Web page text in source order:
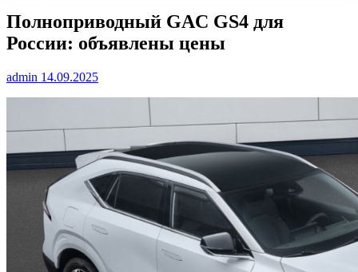
Полноприводный GAC GS4 для
России: объявлены цены
admin 14.09.2025